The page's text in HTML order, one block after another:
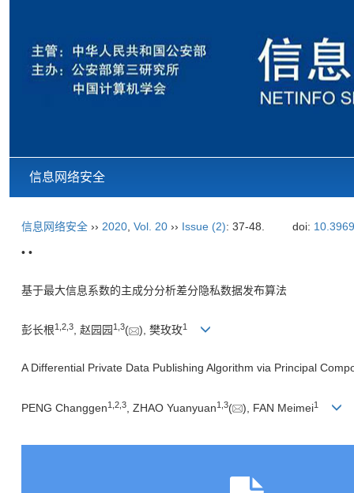
信息网络安全
信息网络安全 ›› 2020 Vol. 20 ›› Issue (2): 37-48. doi:
• •
基于最大信息系数的主成分分析差分隐私数据发布算法
彭长根1, 2, 3, 赵园园 1, 3( ), 樊玫玫1
A Differential Private Data Publishing Algorithm via Principal
PENG Changgen1, 2, 3 , ZHAO Yuanyuan1, 3( ), FAN Meimei1